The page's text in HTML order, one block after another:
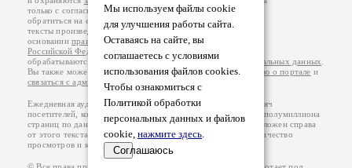
Мы используем файлы cookie
для улучшения работы сайта.
Оставаясь на сайте, вы
соглашаетесь с условиями
использования файлов cookies.
Чтобы ознакомиться с
Политикой обработки
персональных данных и файлов
cookie, нажмите здесь.
Соглашаюсь
только с согласия его автора, к которому вы можете
обратиться на его авторской странице. Ответственность за
тексты произведений авторы несут самостоятельно на
основанииправил публикацииизаконодательства
Российской Федерации
обрабатываются на основанииПолитики обработки персональных данных
Вы также можете посмотреть более подробнуюинформацию о портале и
связаться с администрацией
Ежедневная аудитория портала Проза.ру – порядка 100 тысяч
посетителей, которые в общей сумме просматривают более полумиллиона
страниц по данным счетчика посещаемости, который расположен справа
от этого текста. В каждой графе указано по две цифры: количество
просмотров и количество посетителей.